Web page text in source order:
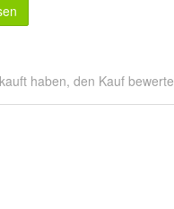
haben, den Kauf